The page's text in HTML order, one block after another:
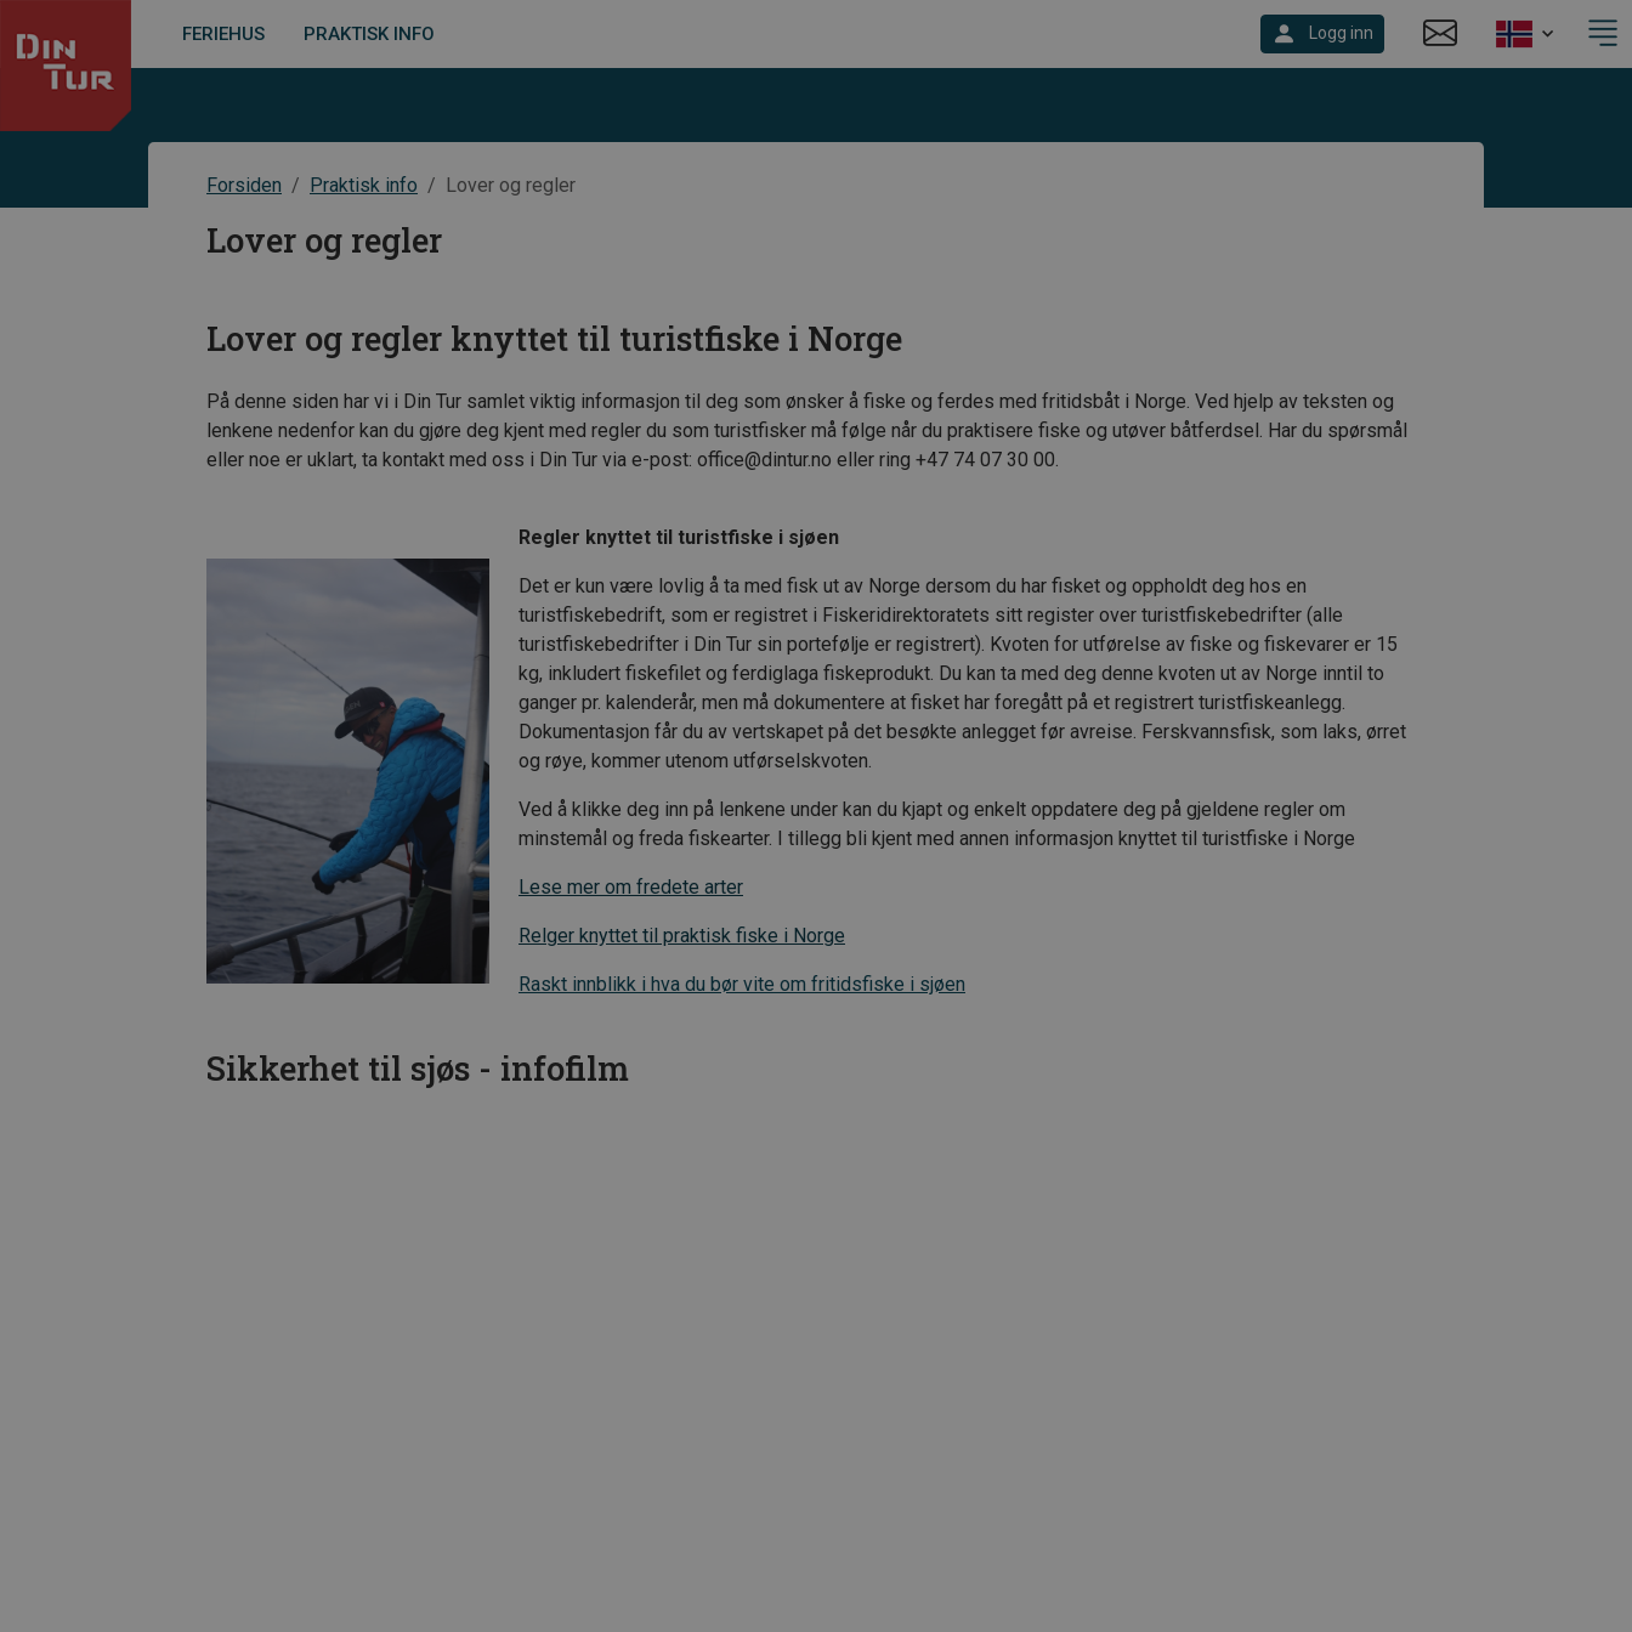
FERIEHUS PRAKTISK INFO Logg inn
Forsiden Praktisk info Lover og regler
Lover og regler
Lover og regler knyttet til turistfiske i Norge
På denne siden har vi i Din Tur samlet viktig informasjon til deg som ønsker å fiske og ferdes med fritidsbåt i Norge. Ved hjelp av teksten og
lenkene nedenfor kan du gjøre deg kjent med regler du som turistfisker må følge når du praktisere fiske og utøver båtferdsel. Har du spørsmål
eller noe er uklart, ta kontakt med oss i Din Tur via e-post: office@dintur.no eller ring +47 74 07 30 00.
Regler knyttet til turistfiske i sjøen
Det er kun være lovlig å ta med fisk ut av Norge dersom du har fisket og oppholdt deg hos en
turistfiskebedrift, som er registret i Fiskeridirektoratets sitt register over turistfiskebedrifter (alle
turistfiskebedrifter i Din Tur sin portefølje er registrert). Kvoten for utførelse av fiske og fiskevarer er 15
kg, inkludert fiskefilet og ferdiglaga fiskeprodukt. Du kan ta med deg denne kvoten ut av Norge inntil to
ganger pr. kalenderår, men må dokumentere at fisket har foregått på et registrert turistfiskeanlegg.
Dokumentasjon får du av vertskapet på det besøkte anlegget før avreise. Ferskvannsfisk, som laks, ørret
og røye, kommer utenom utførselskvoten.
Ved å klikke deg inn på lenkene under kan du kjapt og enkelt oppdatere deg på gjeldene regler om
minstemål og freda fiskearter. I tillegg bli kjent med annen informasjon knyttet til turistfiske i Norge
Lese mer om fredete arter
Relger knyttet til praktisk fiske i Norge
Raskt innblikk i hva du bør vite om fritidsfiske i sjøen
Sikkerhet til sjøs - infofilm